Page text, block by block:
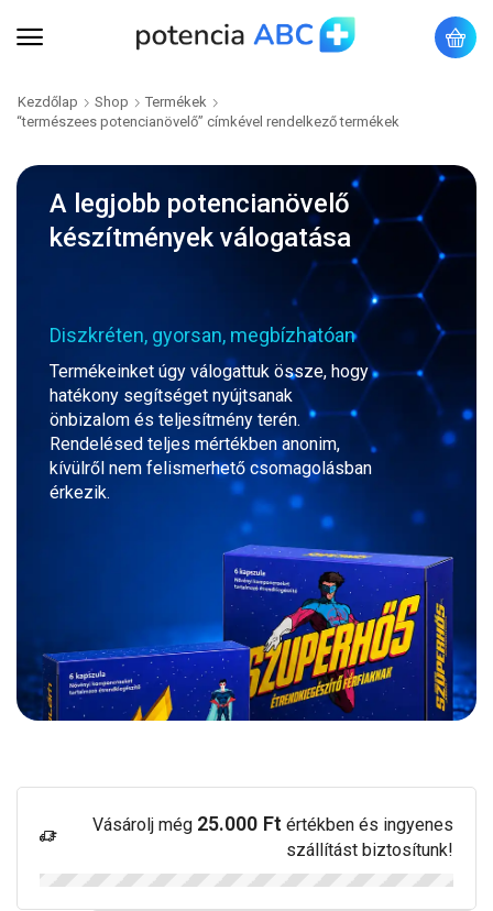
Kezdőlap Shop
Termékek
“természees potencianövelő” címkével rendelkező termékek
A legjobb potencianövelő
készítmények válogatása
Diszkréten, gyorsan, megbízhatóan
Termékeinket úgy válogattuk össze, hogy
hatékony segítséget nyújtsanak
önbizalom és teljesítmény terén.
Rendelésed teljes mértékben anonim,
kívülről nem felismerhető csomagolásban
érkezik.
Vásárolj még 25.000 Ft értékben és ingyenes
szállítást biztosítunk!